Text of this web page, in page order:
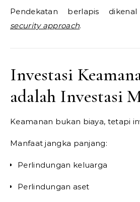
Pendekatan berlapis
security approach.
Investasi
adalah Investasi
Keamanan bukan biaya, tetapi
Manfaat jangka panjang:
Perlindungan keluarga
Perlindungan aset